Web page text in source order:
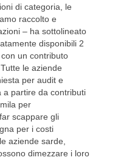
di categoria, le
raccolto e
– ha sottolineato
disponibili 2
un contributo
le aziende
per audit e
a partire da contributi
per
scappare gli
per i costi
aziende sarde,
dimezzare i loro